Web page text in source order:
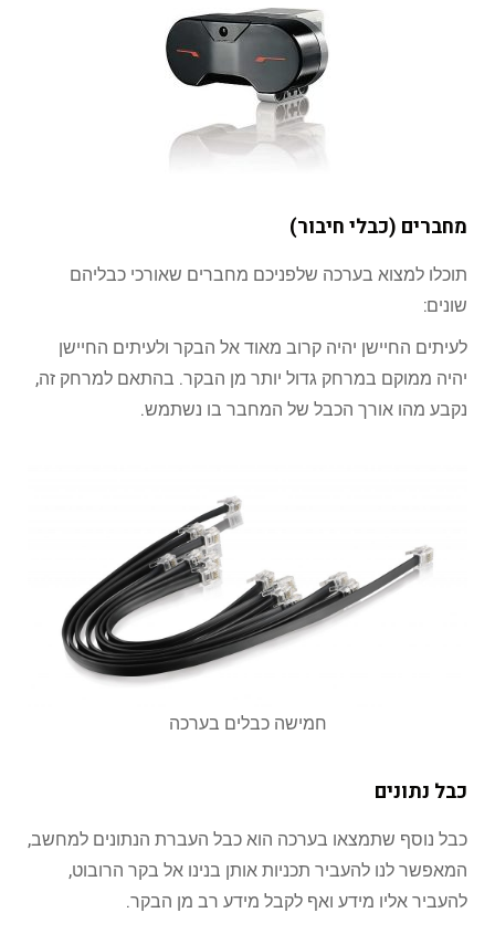
מחברים (כבלי חיבור)
תוכלו למצוא בערכה שלפניכם מחברים שאורכי כבליהם
שונים:
לעיתים החיישן יהיה קרוב מאוד אל הבקר ולעיתים החיישן
יהיה ממוקם במרחק גדול יותר מן הבקר. בהתאם למרחק זה,
נקבע מהו אורך הכבל של המחבר בו נשתמש.
חמישה כבלים בערכה
כבל נתונים
כבל נוסף שתמצאו בערכה הוא כבל העברת הנתונים למחשב,
המאפשר לנו להעביר תכניות אותן בנינו אל בקר הרובוט,
להעביר אליו מידע ואף לקבל מידע רב מן הבקר.